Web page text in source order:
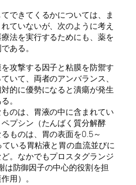
できてくるかについては、ま
ていないが、次のように考え
法を実行するためにも、薬を
ある。
攻撃する因子と粘膜を防禦す
いて、両者のアンバランス、
的に優勢になると潰瘍が発生
。
のは、胃液の中に含まれてい
プシン（たんばく質分解酵
ものは、胃の表面を0.5～
いる胃粘液と胃の血流並びに
。なかでもプロスタグランジ
は防御因子の中心的役割を担
用）。